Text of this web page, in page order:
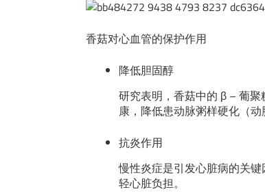
香菇对心血管的保护作用
降低胆固醇
研究表明，香菇中的 β – 葡
康，降低患动脉粥样硬化（动
抗炎作用
慢性炎症是引发心脏病的关
轻心脏负担。